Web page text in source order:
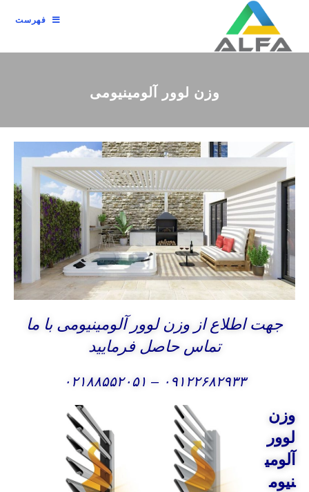
فهرست
وزن لوور آلومینیومی
جهت اطلاع از وزن لوور آلومینیومی با ما
تماس حاصل فرمایید
۰۹۱۲۲۶۸۲۹۳۳ – ۰۲۱۸۸۵۵۲۰۵۱
وزن
لوور
آلومی
نیوم